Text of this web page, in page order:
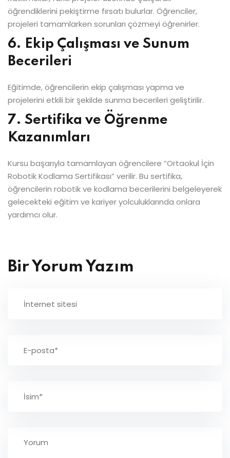
öğrendiklerini pekiştirme fırsatı bulurlar. Öğrenciler,
projeleri tamamlarken sorunları çözmeyi öğrenirler.
6. Ekip Çalışması ve Sunum
Becerileri
Eğitimde, öğrencilerin ekip çalışması yapma ve
projelerini etkili bir şekilde sunma becerileri geliştirilir.
7. Sertifika ve Öğrenme
Kazanımları
Kursu başarıyla tamamlayan öğrencilere “Ortaokul İçin
Robotik Kodlama Sertifikası” verilir. Bu sertifika,
öğrencilerin robotik ve kodlama becerilerini belgeleyerek
gelecekteki eğitim ve kariyer yolculuklarında onlara
yardımcı olur.
Bir Yorum Yazım